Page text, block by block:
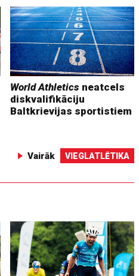
World Athletics neatcels
diskvalifikāciju
Baltkrievijas sportistiem
Vairāk VIEGLATLĒTIKA